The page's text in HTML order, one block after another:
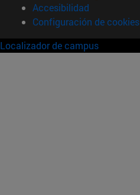
Accesibilidad
Configuración de cookies
Localizador de campus